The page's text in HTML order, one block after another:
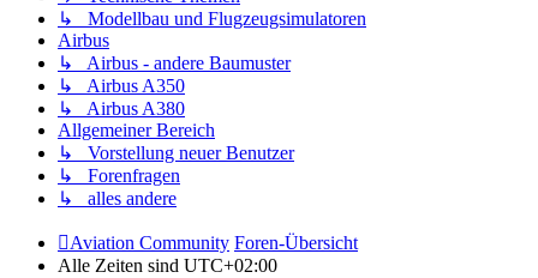
↳ Modellbau und Flugzeugsimulatoren
Airbus
↳ Airbus - andere Baumuster
↳ Airbus A350
↳ Airbus A380
Allgemeiner Bereich
↳ Vorstellung neuer Benutzer
↳ Forenfragen
↳ alles andere
Aviation Community Foren-Übersicht
Alle Zeiten sind UTC+02:00